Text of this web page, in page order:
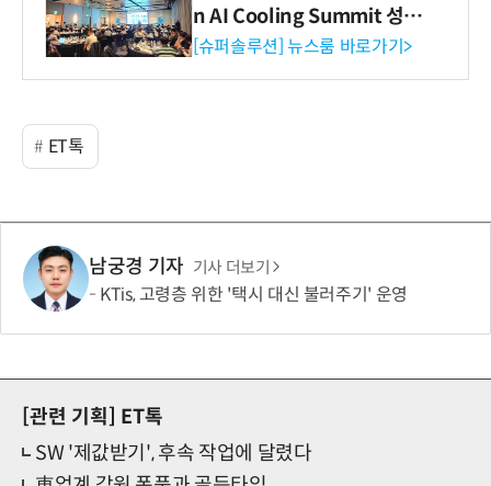
n AI Cooling Summit 성황
리 성료
[슈퍼솔루션] 뉴스룸 바로가기>
ET톡
남궁경 기자 기사 더보기
KTis, 고령층 위한 '택시 대신 불러주기' 운영
[관련 기획]
ET톡
SW '제값받기', 후속 작업에 달렸다